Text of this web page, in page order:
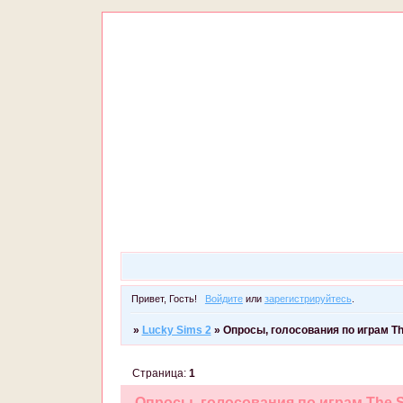
Привет, Гость! Войдитеили зарегистрируйтесь.
» Lucky Sims 2 » Опросы, голосования по играм
Страница: 1